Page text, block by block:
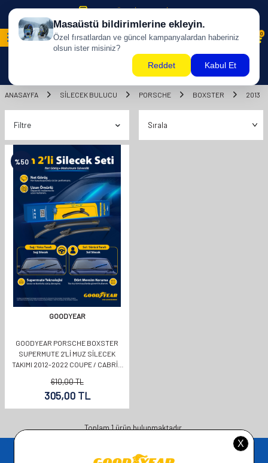
500 TL ÜZERİ KARGO BİZDEN !
0
ANASAYFA SILECEK BULUCU PORSCHE BOXSTER 2013
Filtre
%50
GOODYEAR
GOODYEAR PORSCHE BOXSTER
SUPERMUTE 2'LI MUZ SILECEK
TAKIMI 2012-2022 COUPE / CABRIO
610,00TL
305,00TL
Toplam1ürün bulunmaktadır.